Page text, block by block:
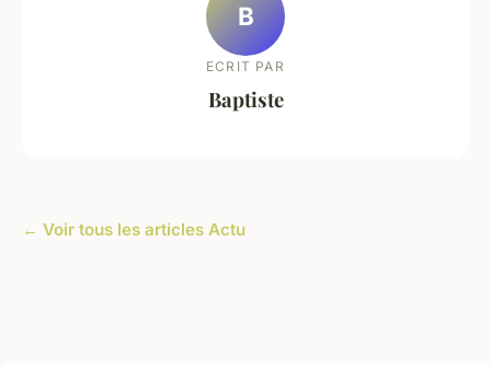
B
ECRIT PAR
Baptiste
← Voir tous les articles Actu